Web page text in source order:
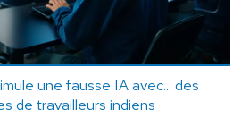
une fausse IA avec... des
de travailleurs indiens